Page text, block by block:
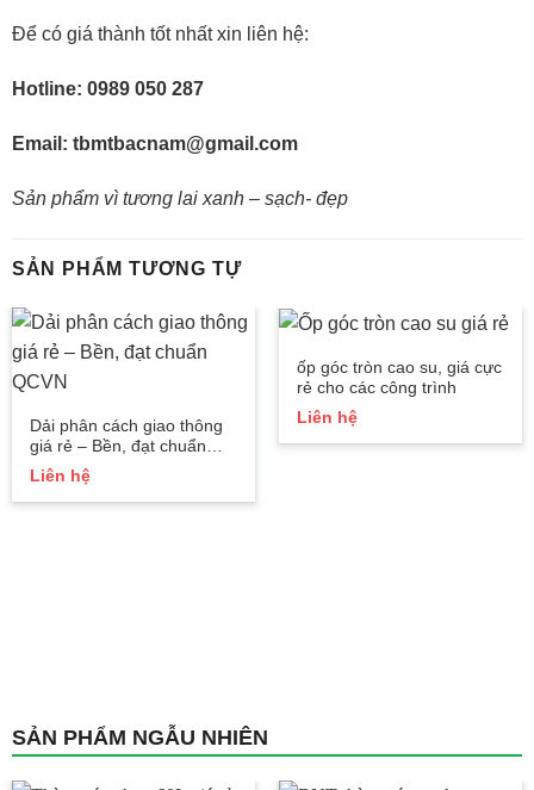
Để có giá thành tốt nhất xin liên hệ:
Hotline: 0989 050 287
Email: tbmtbacnam@gmail.com
Sản phẩm vì tương lai xanh – sạch- đẹp
SẢN PHẨM TƯƠNG TỰ
Dải phân cách giao thông
giá rẻ – Bền, đạt chuẩn
QCVN
Liên hệ
ốp góc tròn cao su, giá cực
rẻ cho các công trình
Liên hệ
SẢN PHẨM NGẪU NHIÊN